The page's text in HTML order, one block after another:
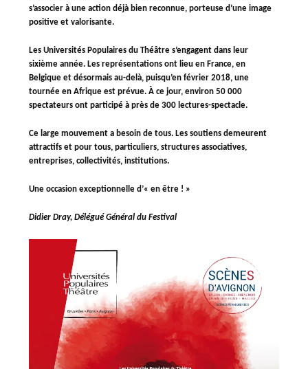
s’associer à une action déjà bien reconnue, porteuse d’une image
positive et valorisante.
Les Universités Populaires du Théâtre s’engagent dans leur
sixième année. Les représentations ont lieu en France, en
Belgique et désormais au-delà, puisqu’en février 2018, une
tournée en Afrique est prévue. À ce jour, environ 50 000
spectateurs ont participé à près de 300 lectures-spectacle.
Ce large mouvement a besoin de tous. Les soutiens demeurent
attractifs et pour tous, particuliers, structures associatives,
entreprises, collectivités, institutions.
Une occasion exceptionnelle d’« en être ! »
Didier Dray, Délégué Général du Festival